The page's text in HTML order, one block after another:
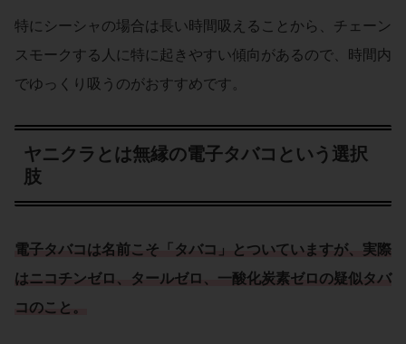
特にシーシャの場合は長い時間吸えることから、チェーン
スモークする人に特に起きやすい傾向があるので、時間内
でゆっくり吸うのがおすすめです。
ヤニクラとは無縁の電子タバコという選択
肢
電子タバコは名前こそ「 タバコ 」とついていますが、実際
はニコチンゼロ 、 タールゼロ 、 一酸化炭素ゼロの疑似タバ
コのこと。